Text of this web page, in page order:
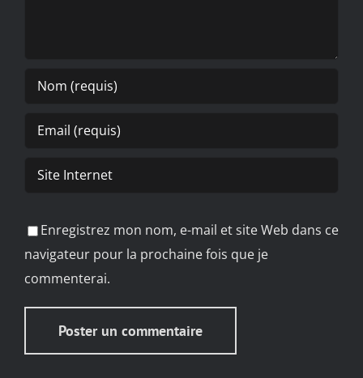
Enregistrez mon nom, e-mail et site Web dans ce
navigateur pour la prochaine fois que je
commenterai.